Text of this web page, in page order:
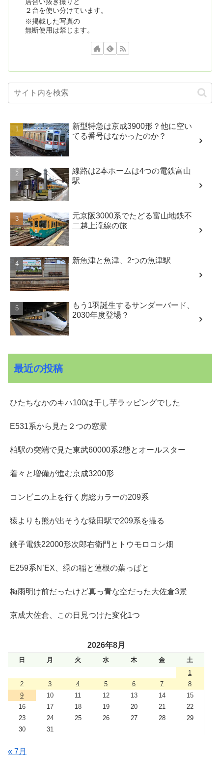
２台を使い分けています。
※掲載した写真の
無断使用は禁じます。
新型特急は京成3900形？他に空い
てる番号はなかったのか？
線路は2本ホームは4つの電鉄富山
駅
元京阪3000系でたどる富山地鉄不
二越上滝線の旅
新魚津と魚津、2つの魚津駅
もう1羽誕生するサンダーバード、
2030年度登場？
最近の投稿
ひたちなかのキハ100は干し芋ラッピングでした
E531系から見た２つの窓景
柏駅の突端で見た東武60000系2態とオールスター
着々と増備が進む京成3200形
コンビニの上を行く房総カラーの209系
猿よりも熊が出そうな猿田駅で209系を撮る
銚子電鉄22000形次郎右衛門とトウモロコシ畑
E259系N’EX、緑の稲と蓮根の葉っぱと
梅雨明け前だったけど真っ青な空だった大佐倉3景
京成大佐倉、この日見つけた変化1つ
2026年8月
日 月 火 水 木 金
土
1
2
3 4 5 6 7
8
9
10 11 12 13 14
15
16
17 18 19 20 21
22
23
24 25 26 27 28
29
30
31
« 7月